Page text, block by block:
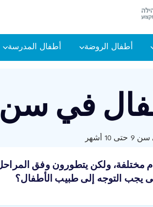
أطفال الروضة أطفال المدرسة
سن 9 حتى 10 أشهر
أشهر
يجب التوجه إلى طبيب الأطفال؟